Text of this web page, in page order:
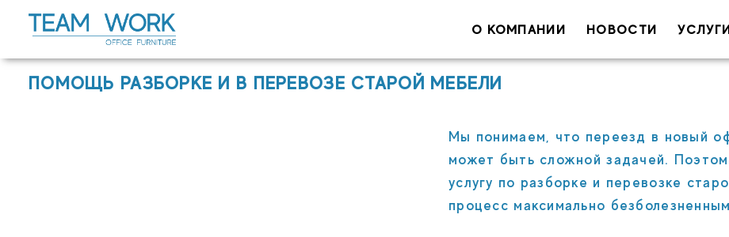
Перейти
содержимому
О КОМПАНИИ НОВОСТИ
ПОМОЩЬ РАЗБОРКЕ И В ПЕРЕВОЗЕ СТАРОЙ МЕБЕЛИ
Мы понимаем, что переезд в новый
может быть сложной задачей.
услугу по разборке и перевозке
процесс максимально